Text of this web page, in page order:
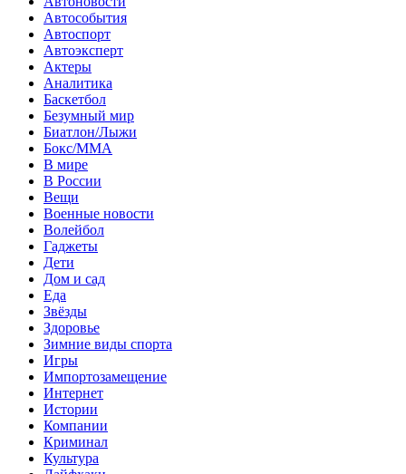
Автособытия
Автоспорт
Автоэксперт
Актеры
Аналитика
Баскетбол
Безумный мир
Биатлон/Лыжи
Бокс/MMA
В мире
В России
Вещи
Военные новости
Волейбол
Гаджеты
Дети
Дом и сад
Еда
Звёзды
Здоровье
Зимние виды спорта
Игры
Импортозамещение
Интернет
Истории
Компании
Криминал
Культура